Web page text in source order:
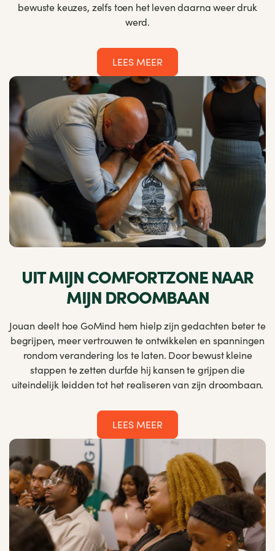
bewuste keuzes, zelfs toen het leven daarna weer druk
werd.
LEES MEER
UIT MIJN COMFORTZONE NAAR
MIJN DROOMBAAN
Jouan deelt hoe GoMind hem hielp zijn gedachten beter te
begrijpen, meer vertrouwen te ontwikkelen en spanningen
rondom verandering los te laten. Door bewust kleine
stappen te zetten durfde hij kansen te grijpen die
uiteindelijk leidden tot het realiseren van zijn droombaan.
LEES MEER